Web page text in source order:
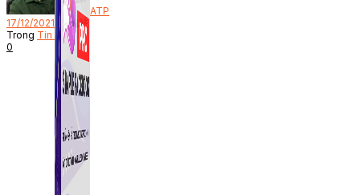
Bởi ATP
17/12/2021
Trong Tin Tức
0